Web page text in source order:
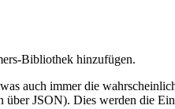
Bibliothek hinzufügen.
auch immer die
über JSON). Dies werden die